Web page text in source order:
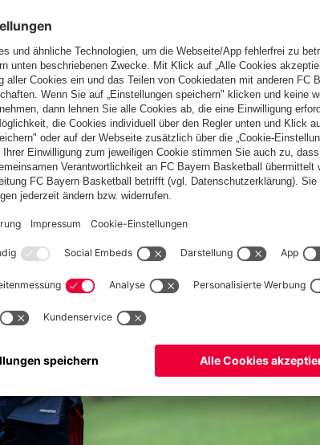
aber auch sehr spaßig für uns. Wir hatten
Dinge, die wir verbessern müssen. Ich persönlich hätte
noch mehr zu kommunizieren.
Meinung nach sehr gut gespielt: Nach einem
dran, das Spiel zu gewinnen. Das zeigt, zu welcher
Lage sind, Top-Clubs in Deutschland zu schlagen.“